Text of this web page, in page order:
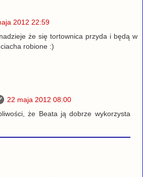
2012 22:59
że się tortownica przyda i będą w
robione :)
22 maja 2012 08:00
że Beata ją dobrze wykorzysta